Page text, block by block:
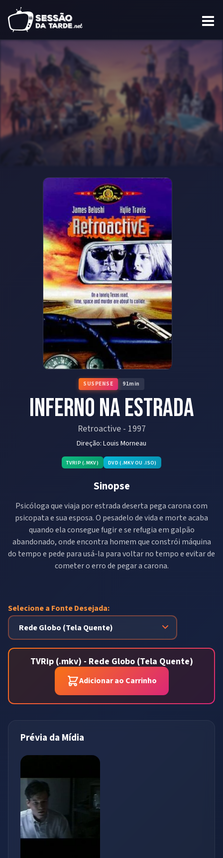
SUSPENSE 91min
Inferno na Estrada
Retroactive- 1997
Direção:Louis Morneau
TVRIP (.MKV) DVD (.MKV OU .ISO)
Sinopse
Psicóloga que viaja por estrada deserta pega carona com
psicopata e sua esposa. O pesadelo de vida e morte acaba
quando ela consegue fugir e se refugia em galpão
abandonado, onde encontra homem que constrói máquina
do tempo e pede para usá-la para voltar no tempo e evitar de
cometer o erro de pegar a carona.
Selecione a Fonte Desejada:
TVRip (.mkv) - Rede Globo (Tela Quente)
Adicionar ao Carrinho
Prévia da Mídia